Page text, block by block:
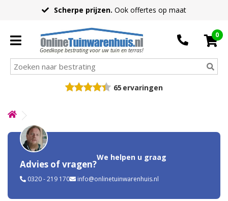
Scherpe prijzen. Ook offertes op maat
Goedkope bestrating voor uw tuin en terras!
0
65 ervaringen
Advies of vragen?
We helpen u graag
0320 - 219 170 info@onlinetuinwarenhuis.nl